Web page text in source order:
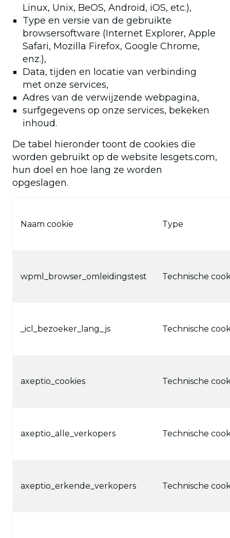
Linux, Unix, BeOS, Android, iOS, etc.),
Type en versie van de gebruikte
browsersoftware (Internet Explorer, Apple
Safari, Mozilla Firefox, Google Chrome,
enz.),
Data, tijden en locatie van verbinding
met onze services,
Adres van de verwijzende webpagina,
surfgegevens op onze services, bekeken
inhoud.
De tabel hieronder toont de cookies die
worden gebruikt op de website lesgets.com,
hun doel en hoe lang ze worden
opgeslagen.
Naam cookie Type
wpml_browser_omleidingstest Technische
_icl_bezoeker_lang_js Technische
axeptio_cookies Technische
axeptio_alle_verkopers Technische
axeptio_erkende_verkopers Technische